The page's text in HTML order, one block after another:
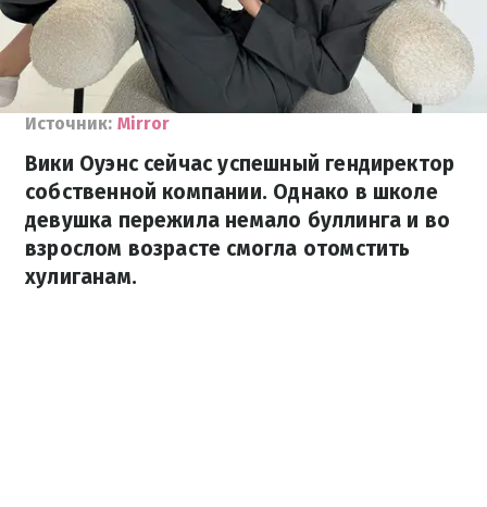
Источник: Mirror
Вики Оуэнс сейчас успешный гендиректор
собственной компании. Однако в школе
девушка пережила немало буллинга и во
взрослом возрасте смогла отомстить
хулиганам.